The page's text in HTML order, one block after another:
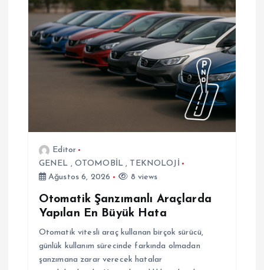
e
s
Editor
GENEL , OTOMOBİL , TEKNOLOJİ
Ağustos 6, 2026
8 views
Otomatik Şanzımanlı Araçlarda
Yapılan En Büyük Hata
Otomatik vitesli araç kullanan birçok sürücü,
günlük kullanım sürecinde farkında olmadan
şanzımana zarar verecek hatalar